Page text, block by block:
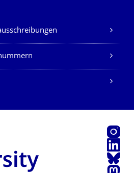
LinkedIn
Bluesky